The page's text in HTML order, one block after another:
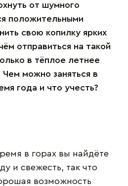
от шумного
положительными
свою копилку ярких
отправиться на такой
в тёплое летнее
можно заняться в
года и что учесть?
в горах вы найдёте
и свежесть, так что
возможность